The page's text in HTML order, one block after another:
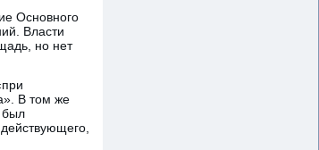
Основного
Власти
но нет
В том же
был